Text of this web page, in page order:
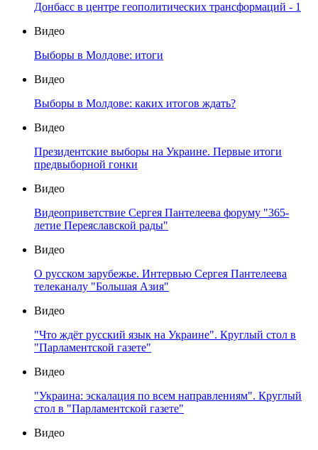
Донбасс в центре геополитических трансформаций - 1
Видео
Выборы в Молдове: итоги
Видео
Выборы в Молдове: каких итогов ждать?
Видео
Президентские выборы на Украине. Первые итоги
предвыборной гонки
Видео
Видеоприветствие Сергея Пантелеева форуму "365-
летие Переяславской рады"
Видео
О русском зарубежье. Интервью Сергея Пантелеева
телеканалу "Большая Азия"
Видео
"Что ждёт русский язык на Украине". Круглый стол в
"Парламентской газете"
Видео
"Украина: эскалация по всем направлениям". Круглый
стол в "Парламентской газете"
Видео